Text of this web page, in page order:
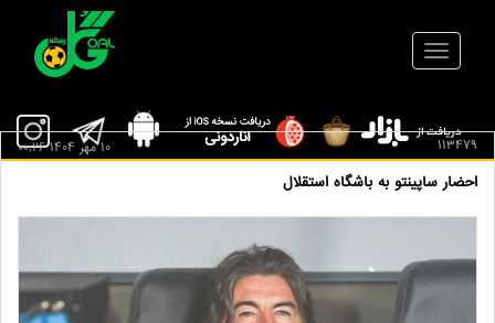
113479
احضار ساپینتو به باشگاه استقلال
10 مهر 1404 00:26